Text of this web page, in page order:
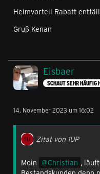
Heimvorteil Rabatt
Gruß Kenan
Eisbaer
SCHAUT SEHR HÄUFIG
14. November 2023 um 16:02
Zitat von 1UP
Moin Christian ,